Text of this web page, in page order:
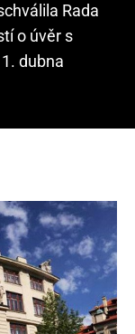
Rada
o úvěr s
dubna